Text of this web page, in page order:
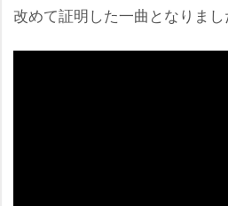
改めて証明した一曲となりまし